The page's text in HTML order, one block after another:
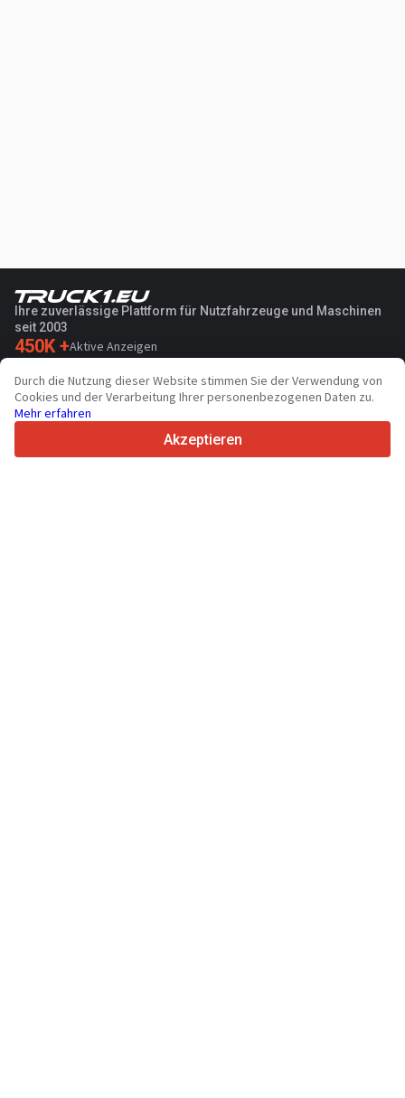
Ihre zuverlässige Plattform für Nutzfahrzeuge und Maschinen
seit 2003
450K +Aktive Anzeigen
36Unterstützte Sprachen
4.7/5
Durch die Nutzung dieser Website stimmen Sie der Verwendung von
Cookies und der Verarbeitung Ihrer personenbezogenen Daten zu.
Mehr erfahren
Akzeptieren